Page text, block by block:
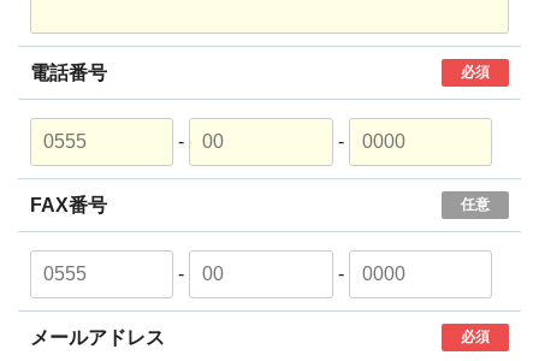
電話番号 必須
- -
FAX番号 任意
- -
メールアドレス 必須